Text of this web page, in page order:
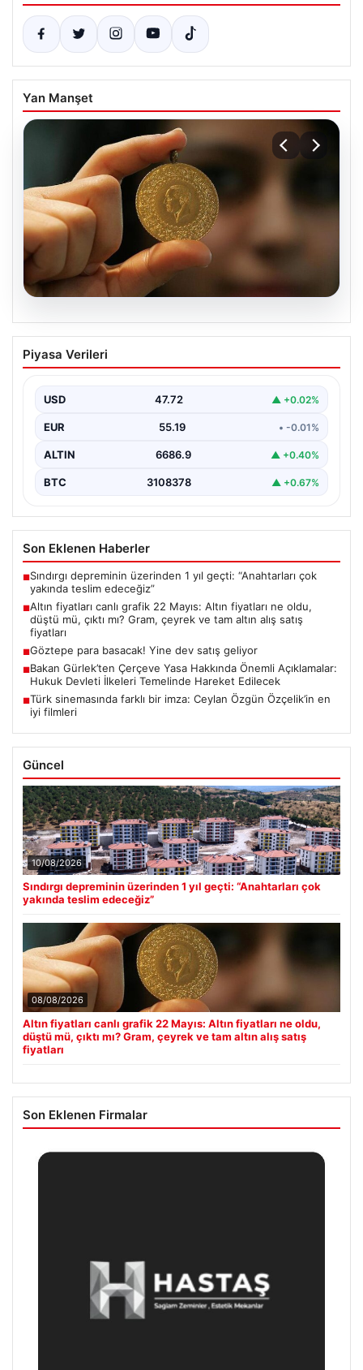
Yan Manşet
08.08.2026
Altın fiyatları canlı grafik 22 Mayıs: Altın
fiyatları ne oldu, düştü mü, çıktı mı?
fiyatları
Piyasa Verileri
USD 47.72 ▲ +0.02%
EUR 55.19 • -0.01%
ALTIN 6686.9 ▲ +0.40%
BTC 3108378 ▲ +0.67%
Son Eklenen Haberler
■Sındırgı depreminin üzerinden 1 yıl geçti: “Anahtarları çok
yakında teslim edeceğiz”
■Altın fiyatları canlı grafik 22 Mayıs: Altın fiyatları ne oldu,
düştü mü, çıktı mı? Gram, çeyrek ve tam altın alış satış
fiyatları
■Göztepe para basacak! Yine dev satış geliyor
■Bakan Gürlek’ten Çerçeve Yasa Hakkında Önemli Açıklamalar:
Hukuk Devleti İlkeleri Temelinde Hareket Edilecek
■Türk sinemasında farklı bir imza: Ceylan Özgün Özçelik’in en
iyi filmleri
Güncel
10/08/2026
Sındırgı depreminin üzerinden 1 yıl geçti: “Anahtarları çok
yakında teslim edeceğiz”
08/08/2026
Altın fiyatları canlı grafik 22 Mayıs: Altın fiyatları ne oldu,
düştü mü, çıktı mı? Gram, çeyrek ve tam altın alış satış
fiyatları
Son Eklenen Firmalar